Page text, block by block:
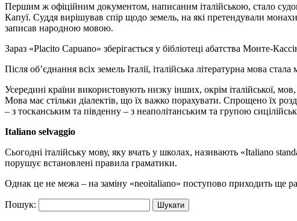
Першим ж офіційним документом, написаним італійською, cтало
Капуї. Суддя вирішував спір щодо земель, на які претендували
записав народною мовою.
Зараз «Placito Capuano» зберігається у бібліотеці абатства Монте-
Після об’єднання всіх земель Італії, італійська літературна мова
Усередині країни використовують низку інших, окрім італійської,
Мова має стільки діалектів, що їх важко порахувати. Спрощено їх
– з тосканським та південну – з неаполітанським та групою
Italiano selvaggio
Сьогодні італійську мову, яку вчать у школах, називають «Italiano
порушує встановлені правила граматики.
Однак це не межа – на заміну «neoitaliano» поступово приходить ще
Пошук: